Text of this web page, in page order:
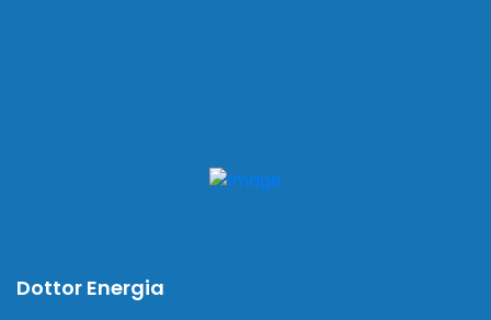
Dottor Energia